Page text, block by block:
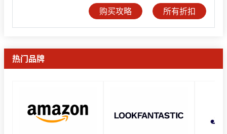
购买攻略 所有折扣
热门品牌